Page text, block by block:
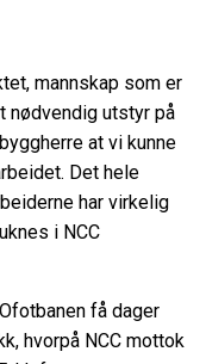
mannskap som er
nødvendig utstyr på
at vi kunne
Det hele
har virkelig
i NCC
få dager
hvorpå NCC mottok